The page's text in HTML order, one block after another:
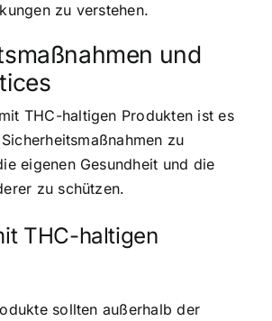
zu verstehen.
und
THC-haltigen Produkten ist es
zu
eigenen Gesundheit und die
zu schützen.
THC-haltigen
sollten außerhalb der